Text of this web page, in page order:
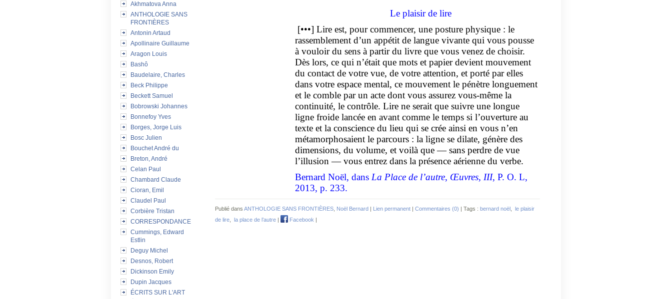
Akhmatova Anna
ANTHOLOGIE SANS
FRONTIÈRES
Antonin Artaud
Apollinaire Guillaume
Aragon Louis
Bashô
Baudelaire, Charles
Beck Philippe
Beckett Samuel
Bobrowski Johannes
Bonnefoy Yves
Borges, Jorge Luis
Bosc Julien
Bouchet André du
Breton, André
Celan Paul
Chambard Claude
Cioran, Emil
Claudel Paul
Corbière Tristan
CORRESPONDANCE
Cummings, Edward
Estlin
Deguy Michel
Desnos, Robert
Dickinson Emily
Dupin Jacques
ÉCRITS SUR L'ART
Le plaisir de lire
[•••] Lire est, pour commencer, une posture physique : le
rassemblement d’un appétit de langue vivante qui vous pousse
à vouloir du sens à partir du livre que vous venez de choisir.
Dès lors, ce qui n’était que mots et papier devient mouvement
du contact de votre vue, de votre attention, et porté par elles
dans votre espace mental, ce mouvement le pénètre longuement
et le comble par un acte dont vous assurez vous-même la
continuité, le contrôle. Lire ne serait que suivre une longue
ligne froide lancée en avant comme le temps si l’ouverture au
texte et la conscience du lieu qui se crée ainsi en vous n’en
métamorphosaient le parcours : la ligne se dilate, génère des
dimensions, du volume, et voilà que — sans perdre de vue
l’illusion — vous entrez dans la présence aérienne du verbe.
Bernard Noël, dans La Place de l’autre, Œuvres, III, P. O. L,
2013, p. 233.
Publié dans ANTHOLOGIE SANS FRONTIÈRES Noël Bernard | Lien permanent | Commentaires (0) | Tags : bernard noël
le plaisir
de lire
la place de l’autre | Facebook |